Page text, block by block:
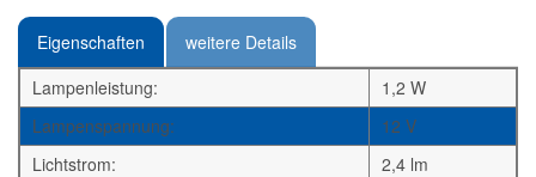
Eigenschaften
weitere Details
Lampenleistung:
1,2 W
Lampenspannung:
12 V
Lichtstrom:
2,4 lm